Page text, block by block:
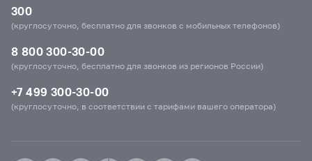
300
(круглосуточно, бесплатно для звонков с мобильных телефонов)
8 800 300-30-00
(круглосуточно, бесплатно для звонков из регионов России)
+7 499 300-30-00
(круглосуточно, в соответствии с тарифами вашего оператора)